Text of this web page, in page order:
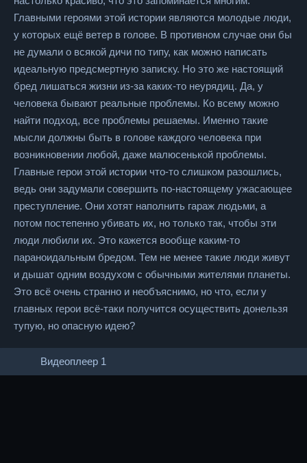
Главными героями этой истории являются молодые люди,
у которых ещё ветер в голове. В противном случае они бы
не думали о всякой дичи по типу, как можно написать
идеальную предсмертную записку. Но это же настоящий
бред лишаться жизни из-за каких-то неурядиц. Да, у
человека бывают реальные проблемы. Ко всему можно
найти подход, все проблемы решаемы. Именно такие
мысли должны быть в голове каждого человека при
возникновении любой, даже малюсенькой проблемы.
Главные герои этой истории что-то слишком разошлись,
ведь они задумали совершить по-настоящему ужасающее
преступление. Они хотят наполнить гараж людьми, а
потом постепенно убивать их, но только так, чтобы эти
люди любили их. Это кажется вообще каким-то
параноидальным бредом. Тем не менее такие люди живут
и дышат одним воздухом с обычными жителями планеты.
Это всё очень странно и необъяснимо, но что, если у
главных герои всё-таки получится осуществить донельзя
тупую, но опасную идею?
Видеоплеер 1